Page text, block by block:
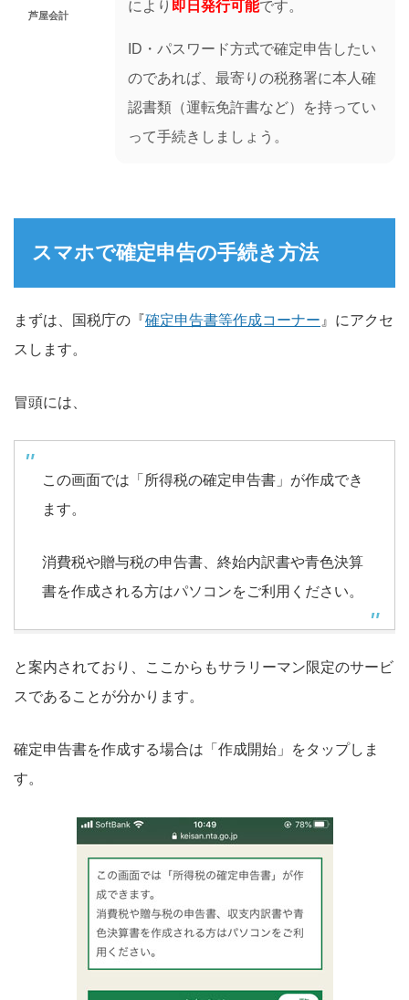
芦屋会計
により 即日発行可能です。
ID・パスワード方式で確定申告したい
のであれば、最寄りの税務署に本人確
認書類（運転免許書など）を持ってい
って手続きしましょう。
スマホで確定申告の手続き方法
まずは、国税庁の『確定申告書等作成コーナー 』にアクセ
スします。
冒頭には、
この画面では「所得税の確定申告書」が作成でき
ます。
消費税や贈与税の申告書、終始内訳書や青色決算
書を作成される方はパソコンをご利用ください。
と案内されており、ここからもサラリーマン限定のサービ
スであることが分かります。
確定申告書を作成する場合は「作成開始」をタップしま
す。